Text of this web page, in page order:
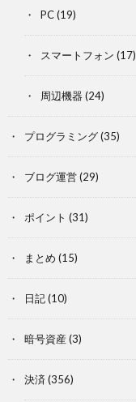
PC(19)
スマートフォン (17)
周辺機器 (24)
プログラミング(35)
ブログ運営(29)
ポイント (31)
まとめ (15)
日記(10)
暗号資産 (3)
決済 (356)